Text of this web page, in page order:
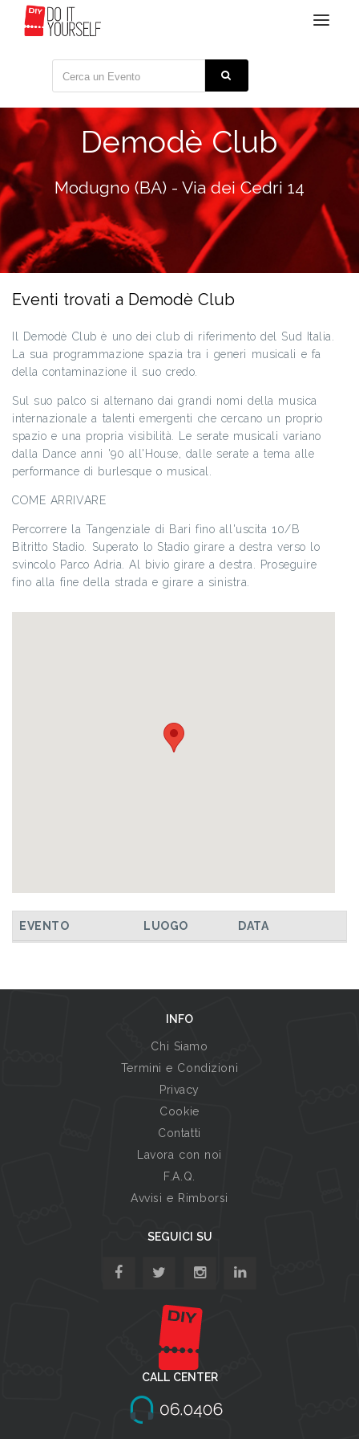
Toggle
Demodè Club
Modugno (BA) - Via dei Cedri 14
Eventi trovati a Demodè Club
Il Demodè Club è uno dei club di riferimento del Sud Italia.
La sua programmazione spazia tra i generi musicali e fa
della contaminazione il suo credo.
Sul suo palco si alternano dai grandi nomi della musica
internazionale a talenti emergenti che cercano un proprio
spazio e una propria visibilità. Le serate musicali variano
dalla Dance anni '90 all'House, dalle serate a tema alle
performance di burlesque o musical.
COME ARRIVARE
Percorrere la Tangenziale di Bari fino all'uscita 10/B
Bitritto Stadio. Superato lo Stadio girare a destra verso lo
svincolo Parco Adria. Al bivio girare a destra. Proseguire
fino alla fine della strada e girare a sinistra.
EVENTO LUOGO DATA
INFO
Chi Siamo
Termini e Condizioni
Privacy
Cookie
Contatti
Lavora con noi
F.A.Q.
Avvisi e Rimborsi
SEGUICI SU
CALL CENTER